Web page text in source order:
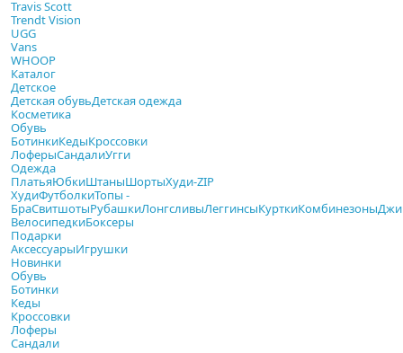
Travis Scott
Trendt Vision
UGG
Vans
WHOOP
Каталог
Детское
Детская обувьДетская одежда
Косметика
Обувь
БотинкиКедыКроссовки
ЛоферыСандалиУгги
Одежда
ПлатьяЮбкиШтаныШортыХуди-ZIP
ХудиФутболкиТопы -
БраСвитшотыРубашкиЛонгсливыЛеггинсыКурткиКомбинезоны
ВелосипедкиБоксеры
Подарки
АксессуарыИгрушки
Новинки
Обувь
Ботинки
Кеды
Кроссовки
Лоферы
Сандали